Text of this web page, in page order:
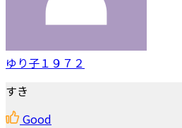
ゆり子１９７２
すき
Good